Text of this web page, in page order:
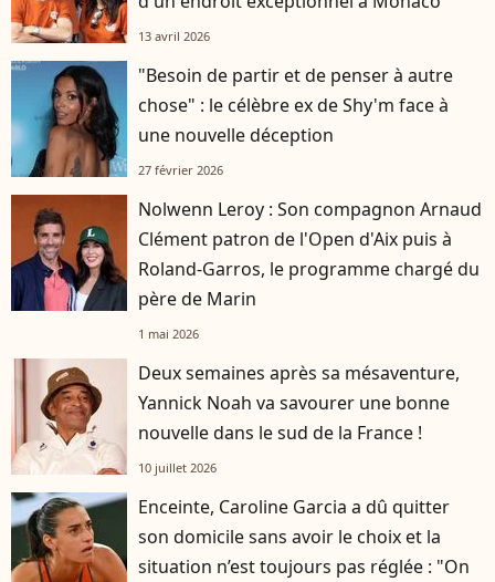
13 avril 2026
"Besoin de partir et de penser à autre
chose" : le célèbre ex de Shy'm face à
une nouvelle déception
27 février 2026
Nolwenn Leroy : Son compagnon Arnaud
Clément patron de l'Open d'Aix puis à
Roland-Garros, le programme chargé du
père de Marin
1 mai 2026
Deux semaines après sa mésaventure,
Yannick Noah va savourer une bonne
nouvelle dans le sud de la France !
10 juillet 2026
Enceinte, Caroline Garcia a dû quitter
son domicile sans avoir le choix et la
situation n’est toujours pas réglée : "On